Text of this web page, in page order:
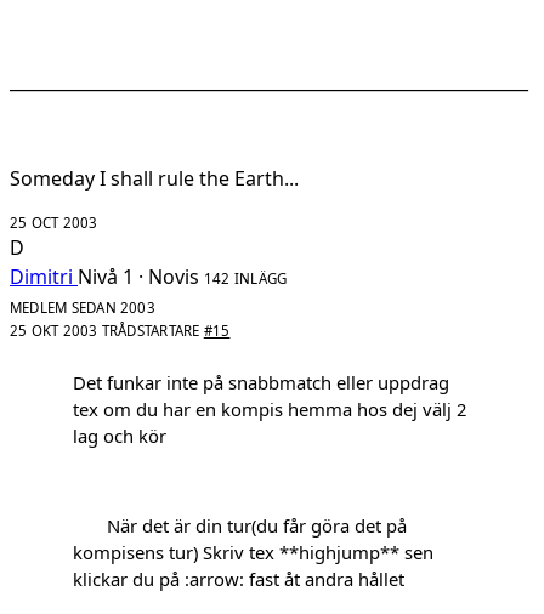
Someday I shall rule the Earth...
25 OCT 2003
D
Dimitri Nivå 1 · Novis 142 INLÄGG
MEDLEM SEDAN 2003
25 OKT 2003 TRÅDSTARTARE #15
Det funkar inte på snabbmatch eller uppdrag
tex om du har en kompis hemma hos dej välj 2
lag och kör
När det är din tur(du får göra det på
kompisens tur) Skriv tex **highjump** sen
klickar du på :arrow: fast åt andra hållet